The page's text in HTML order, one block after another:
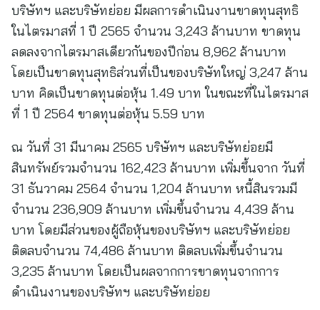
บริษัทฯ และบริษัทย่อย มีผลการดำเนินงานขาดทุนสุทธิ
ในไตรมาสที่ 1 ปี 2565 จำนวน 3,243 ล้านบาท ขาดทุน
ลดลงจากไตรมาสเดียวกันของปีก่อน 8,962 ล้านบาท
โดยเป็นขาดทุนสุทธิส่วนที่เป็นของบริษัทใหญ่ 3,247 ล้าน
บาท คิดเป็นขาดทุนต่อหุ้น 1.49 บาท ในขณะที่ในไตรมาส
ที่ 1 ปี 2564 ขาดทุนต่อหุ้น 5.59 บาท
ณ วันที่ 31 มีนาคม 2565 บริษัทฯ และบริษัทย่อยมี
สินทรัพย์รวมจำนวน 162,423 ล้านบาท เพิ่มขึ้นจาก วันที่
31 ธันวาคม 2564 จำนวน 1,204 ล้านบาท หนี้สินรวมมี
จำนวน 236,909 ล้านบาท เพิ่มขึ้นจำนวน 4,439 ล้าน
บาท โดยมีส่วนของผู้ถือหุ้นของบริษัทฯ และบริษัทย่อย
ติดลบจำนวน 74,486 ล้านบาท ติดลบเพิ่มขึ้นจำนวน
3,235 ล้านบาท โดยเป็นผลจากการขาดทุนจากการ
ดำเนินงานของบริษัทฯ และบริษัทย่อย